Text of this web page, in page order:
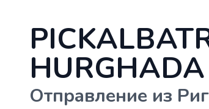
HURGHADA
Отправление из